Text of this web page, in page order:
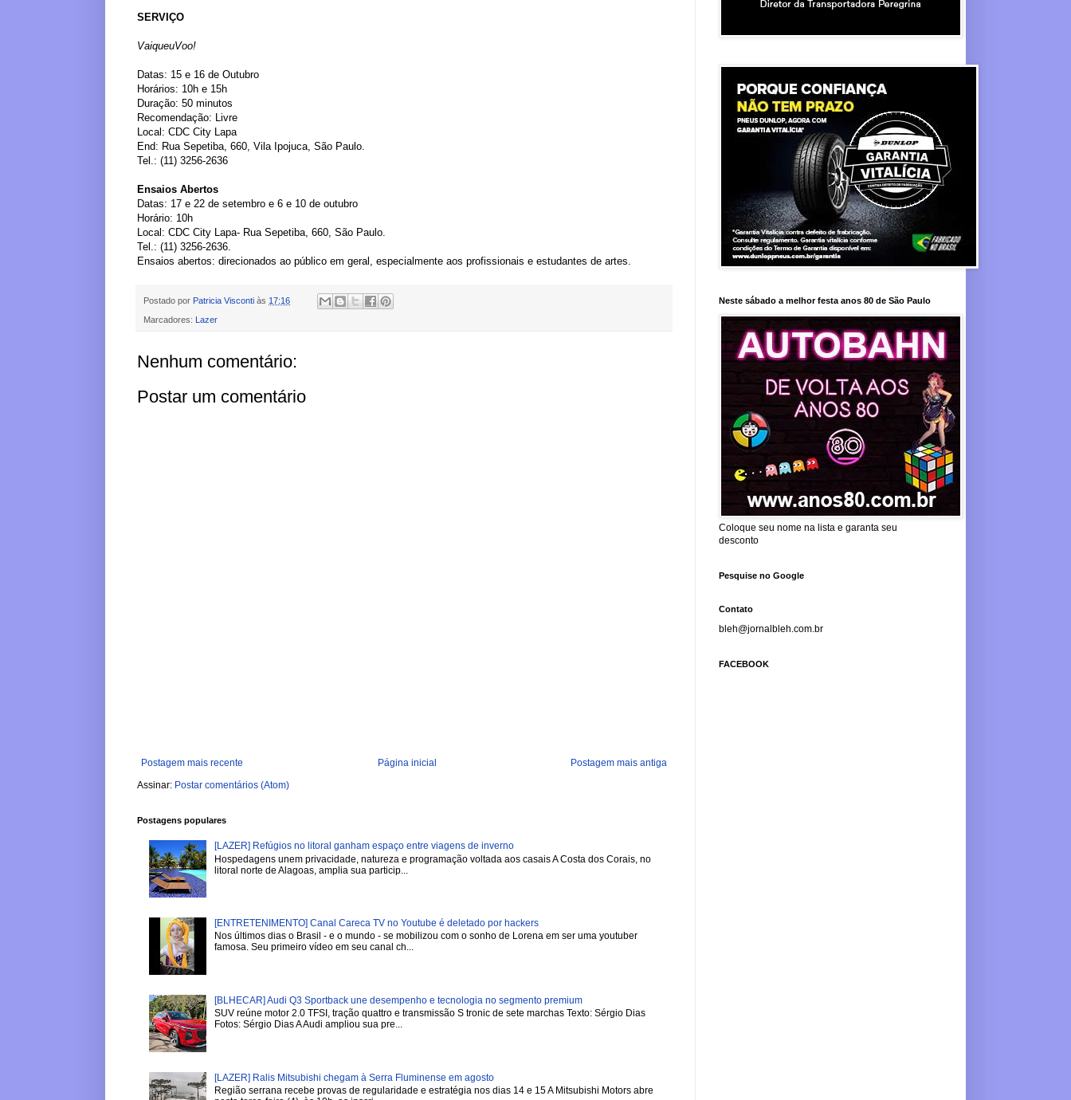
SERVIÇO
VaiqueuVoo!
Datas: 15 e 16 de Outubro
Horários: 10h e 15h
Duração: 50 minutos
Recomendação: Livre
Local: CDC City Lapa
End: Rua Sepetiba, 660, Vila Ipojuca, São Paulo.
Tel.: (11) 3256-2636
Ensaios Abertos
Datas: 17 e 22 de setembro e 6 e 10 de outubro
Horário: 10h
Local: CDC City Lapa- Rua Sepetiba, 660, São Paulo.
Tel.: (11) 3256-2636.
Ensaios abertos: direcionados ao público em geral, especialmente aos profissionais e estudantes de artes.
Postado por Patricia Visconti às 17:16
Marcadores: Lazer
Nenhum comentário:
Postar um comentário
Postagem mais recente Postagem mais antiga
Página inicial
Assinar: Postar comentários (Atom)
Postagens populares
[LAZER] Refúgios no litoral ganham espaço entre viagens de inverno
Hospedagens unem privacidade, natureza e programação voltada aos casais A Costa dos Corais, no
litoral norte de Alagoas, amplia sua particip...
[ENTRETENIMENTO] Canal Careca TV no Youtube é deletado por hackers
Nos últimos dias o Brasil - e o mundo - se mobilizou com o sonho de Lorena em ser uma youtuber
famosa. Seu primeiro vídeo em seu canal ch...
[BLHECAR] Audi Q3 Sportback une desempenho e tecnologia no segmento premium
SUV reúne motor 2.0 TFSI, tração quattro e transmissão S tronic de sete marchas Texto: Sérgio Dias
Fotos: Sérgio Dias A Audi ampliou sua pre...
[LAZER] Ralis Mitsubishi chegam à Serra Fluminense em agosto
Região serrana recebe provas de regularidade e estratégia nos dias 14 e 15 A Mitsubishi Motors abre
Neste sábado a melhor festa anos 80 de São Paulo
Coloque seu nome na lista e garanta seu
desconto
Pesquise no Google
Contato
bleh@jornalbleh.com.br
FACEBOOK